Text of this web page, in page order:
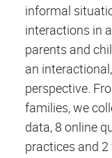
informal
interactions in
parents and
an
perspective.
families, we
data, 8 online
practices and